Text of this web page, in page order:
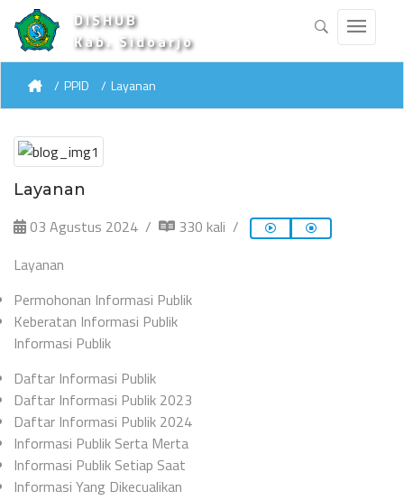
DISHUB
Kab. Sidoarjo
PPID Layanan
Layanan
03 Agustus 2024
330 kali
Layanan
Permohonan Informasi Publik
Keberatan Informasi Publik
Informasi Publik
Daftar Informasi Publik
Daftar Informasi Publik 2023
Daftar Informasi Publik 2024
Informasi Publik Serta Merta
Informasi Publik Setiap Saat
Informasi Yang Dikecualikan